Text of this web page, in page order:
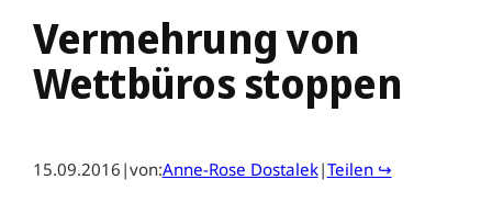
Vermehrung von
Wettbüros stoppen
15.09.2016 |von:Anne-Rose Dostalek|Teilen ↪